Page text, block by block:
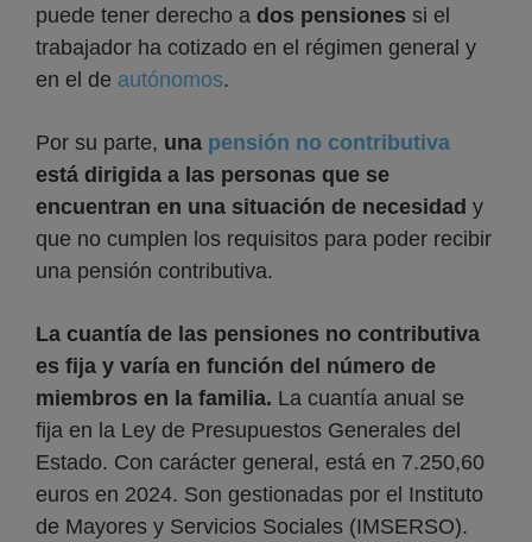
puede tener derecho a dos pensiones si el
trabajador ha cotizado en el régimen general y
en el de autónomos.
Por su parte, una pensión no contributiva
está dirigida a las personas que se
encuentran en una situación de necesidad y
que no cumplen los requisitos para poder recibir
una pensión contributiva.
La cuantía de las pensiones no contributiva
es fija y varía en función del número de
miembros en la familia. La cuantía anual se
fija en la Ley de Presupuestos Generales del
Estado. Con carácter general, está en 7.250,60
euros en 2024. Son gestionadas por el Instituto
de Mayores y Servicios Sociales (IMSERSO).